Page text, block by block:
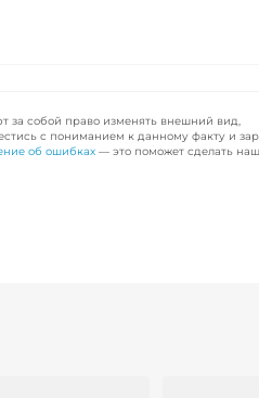
за собой право изменять внешний вид,
с пониманием к данному факту и
об ошибках — это поможет сделать